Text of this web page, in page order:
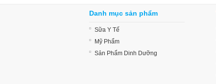
Danh mục sản phẩm
Sữa Y Tế
Mỹ Phẩm
Sản Phẩm Dinh Dưỡng